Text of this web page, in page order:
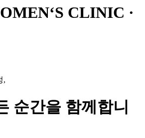
CLINIC ·
,
순간을 함께합니